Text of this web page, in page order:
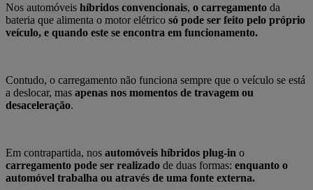
Nos automóveis híbridos convencionais, o carregamento da
bateria que alimenta o motor elétrico só pode ser feito pelo próprio
veículo, e quando este se encontra em funcionamento.
Contudo, o carregamento não funciona sempre que o veículo se está
a deslocar, mas apenas nos momentos de travagem ou
desaceleração.
Em contrapartida, nos automóveis híbridos plug-in o
carregamento pode ser realizado de duas formas: enquanto o
automóvel trabalha ou através de uma fonte externa.